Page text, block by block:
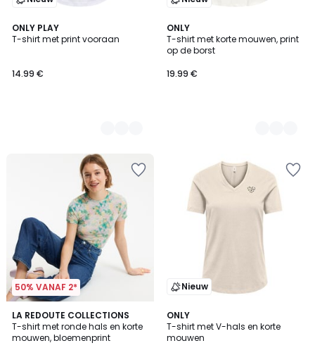
ONLY PLAY
T-shirt met print vooraan
14.99 €
2
Kleuren
ONLY
T-shirt met korte mouwen, print
op de borst
19.99 €
2
Kleuren
50% VANAF 2*
LA REDOUTE COLLECTIONS
T-shirt met ronde hals en korte
mouwen, bloemenprint
4.5
/ 5
Nieuw
ONLY
T-shirt met V-hals en korte
mouwen
3
Kleuren